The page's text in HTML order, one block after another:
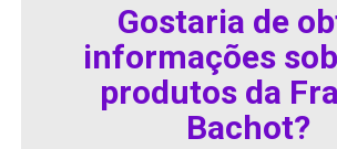
Gostaria de
informações
produtos da
Bachot?